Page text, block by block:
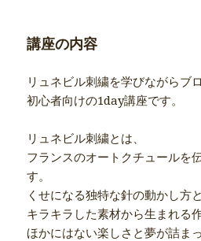
講座の内容
リュネビル刺繍を学びながらブ
初心者向けの1day講座です。
リュネビル刺繍とは、
フランスのオートクチュールを
す。
くせになる独特な針の動かし方と
キラキラした素材から生まれる作
ほかにはない楽しさと夢が詰ま